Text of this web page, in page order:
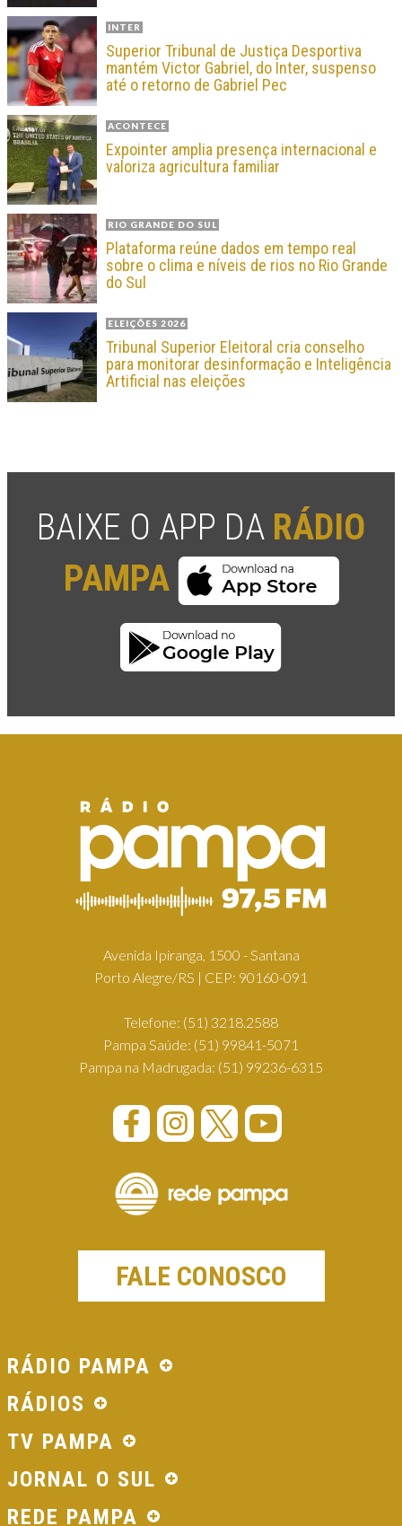
INTER
Superior Tribunal de Justiça Desportiva
mantém Victor Gabriel, do Inter, suspenso
até o retorno de Gabriel Pec
ACONTECE
Expointer amplia presença internacional e
valoriza agricultura familiar
RIO GRANDE DO SUL
Plataforma reúne dados em tempo real
sobre o clima e níveis de rios no Rio Grande
do Sul
ELEIÇÕES 2026
Tribunal Superior Eleitoral cria conselho
para monitorar desinformação e Inteligência
Artificial nas eleições
BAIXE O APP DA RÁDIO
PAMPA
Avenida Ipiranga, 1500 - Santana
Porto Alegre/RS | CEP: 90160-091
Telefone: (51) 3218.2588
Pampa Saúde: (51) 99841-5071
Pampa na Madrugada: (51) 99236-6315
FALE CONOSCO
RÁDIO PAMPA
RÁDIOS
TV PAMPA
JORNAL O SUL
REDE PAMPA